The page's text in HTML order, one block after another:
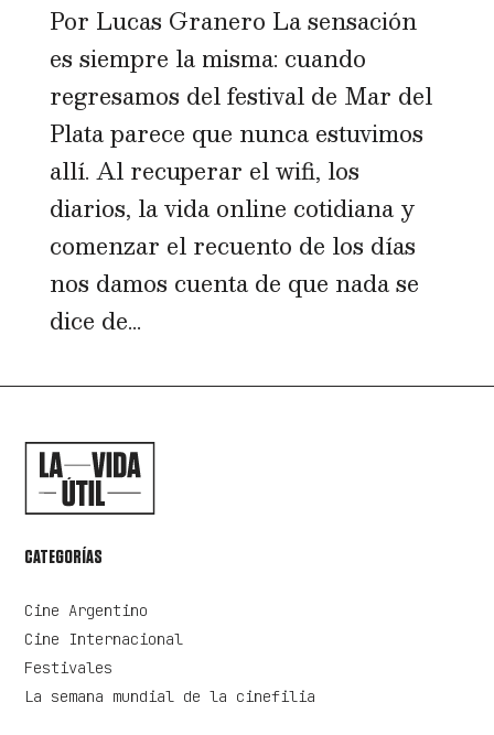
Por Lucas Granero La sensación
es siempre la misma: cuando
regresamos del festival de Mar del
Plata parece que nunca estuvimos
allí. Al recuperar el wifi, los
diarios, la vida online cotidiana y
comenzar el recuento de los días
nos damos cuenta de que nada se
dice de...
CATEGORÍAS
Cine Argentino
Cine Internacional
Festivales
La semana mundial de la cinefilia